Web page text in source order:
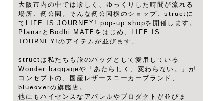
大阪市内の中では珍しく、ゆっくりした時間が流れる
場所、靭公園。そんな靭公園横のショップ、structに
てLIFE IS JOURNEY! pop-up shopを開催します。
PlanarとBodhi MATEをはじめ、LIFE IS
JOURNEY!のアイテムが並びます。
structは私たちも旅のバッグとして愛用している
Wonder baggageや「あたらしく、変わらない。」が
コンセプトの、国産レザースニーカーブランド、
blueoverの旗艦店。
他にもハイセンスなアパレルやプロダクトが並びま